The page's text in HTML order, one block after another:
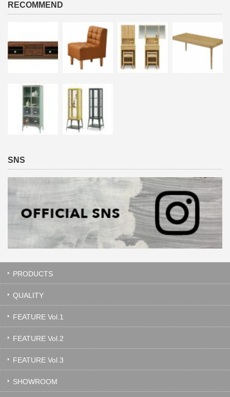
RECOMMEND
SNS
PRODUCTS
QUALITY
FEATURE Vol.1
FEATURE Vol.2
FEATURE Vol.3
SHOWROOM